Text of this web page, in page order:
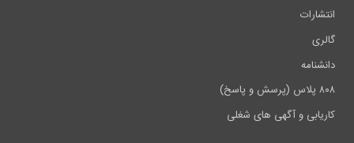
انتشارات
گالری
دانشنامه
۸۰۸ پلاس (پرسش و پاسخ)
کاریابی و آگهی های شغلی